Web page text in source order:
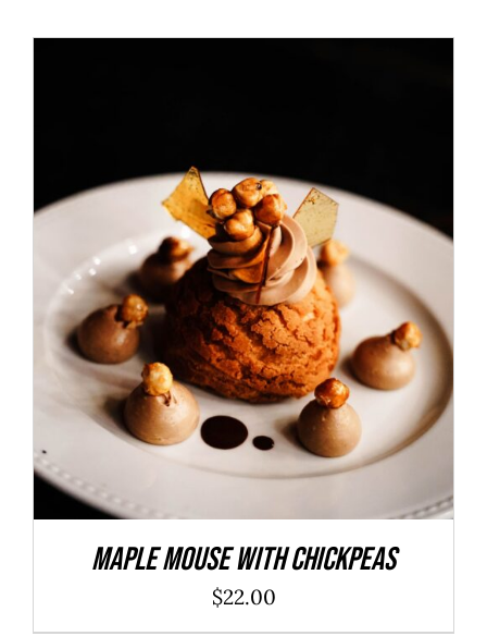
ADD TO CART / DÉTAILS
Maple Mouse With Chickpeas
$22.00